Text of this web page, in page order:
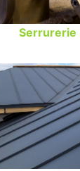
Serrurerie